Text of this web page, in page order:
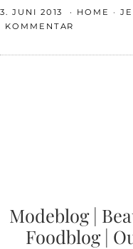
3. JUNI 2013 HOME
KOMMENTAR
Modeblog|
Foodblog|